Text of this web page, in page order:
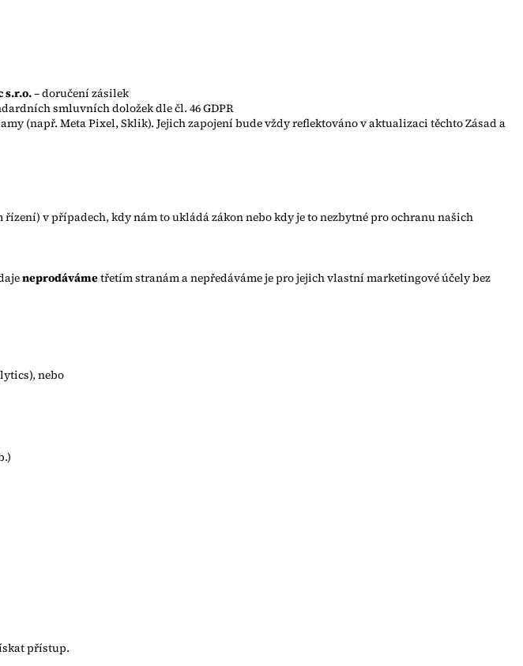
s.r.o.– doručení zásilek
smluvních doložek dle čl. 46 GDPR
(např. Meta Pixel, Sklik). Jejich zapojení bude vždy reflektováno v aktualizaci těchto Zásad a
v případech, kdy nám to ukládá zákon nebo kdy je to nezbytné pro ochranu našich
neprodávámetřetím stranám a nepředáváme je pro jejich vlastní marketingové účely bez
nebo
přístup.